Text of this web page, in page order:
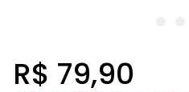
R$ 79,90